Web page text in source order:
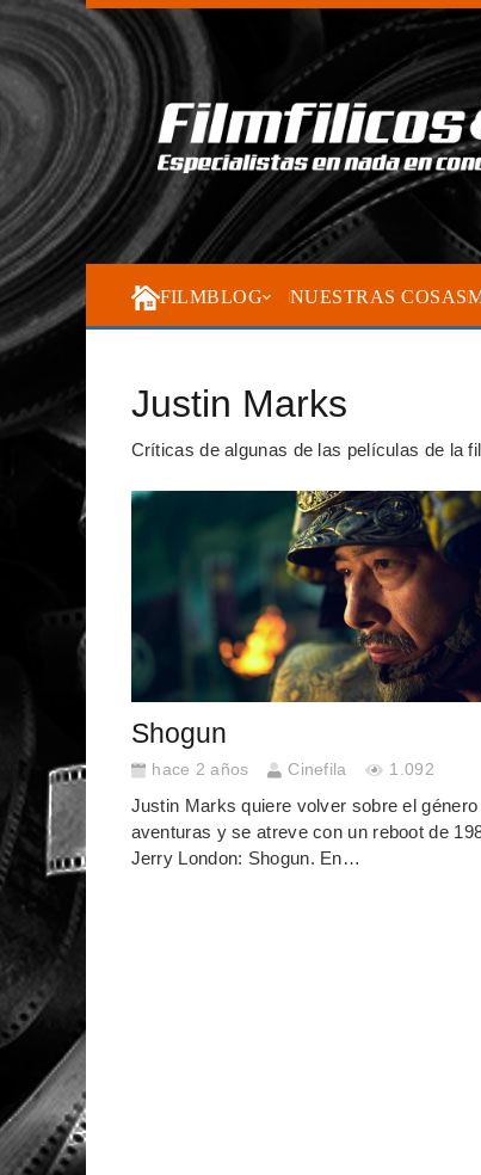
FILMBLOG NUESTRAS COSAS
Justin Marks
Críticas de algunas de las películas de la
Shogun
hace 2 años Cinefila 1.092
Justin Marks quiere volver sobre el género
aventuras y se atreve con un reboot de
Jerry London: Shogun. En…